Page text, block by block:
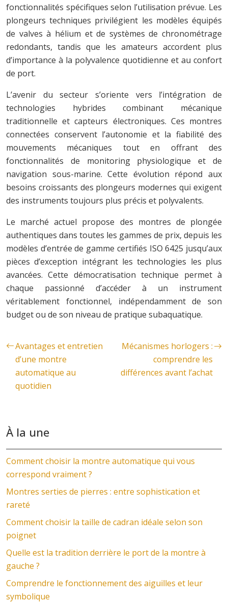
fonctionnalités spécifiques selon l’utilisation prévue. Les
plongeurs techniques privilégient les modèles équipés
de valves à hélium et de systèmes de chronométrage
redondants, tandis que les amateurs accordent plus
d’importance à la polyvalence quotidienne et au confort
de port.
L’avenir du secteur s’oriente vers l’intégration de
technologies hybrides combinant mécanique
traditionnelle et capteurs électroniques. Ces montres
connectées conservent l’autonomie et la fiabilité des
mouvements mécaniques tout en offrant des
fonctionnalités de monitoring physiologique et de
navigation sous-marine. Cette évolution répond aux
besoins croissants des plongeurs modernes qui exigent
des instruments toujours plus précis et polyvalents.
Le marché actuel propose des montres de plongée
authentiques dans toutes les gammes de prix, depuis les
modèles d’entrée de gamme certifiés ISO 6425 jusqu’aux
pièces d’exception intégrant les technologies les plus
avancées. Cette démocratisation technique permet à
chaque passionné d’accéder à un instrument
véritablement fonctionnel, indépendamment de son
budget ou de son niveau de pratique subaquatique.
Avantages et entretien
d’une montre
automatique au
quotidien
Mécanismes horlogers :
comprendre les
différences avant l’achat
À la une
Comment choisir la montre automatique qui vous
correspond vraiment ?
Montres serties de pierres : entre sophistication et
rareté
Comment choisir la taille de cadran idéale selon son
poignet
Quelle est la tradition derrière le port de la montre à
gauche ?
Comprendre le fonctionnement des aiguilles et leur
symbolique